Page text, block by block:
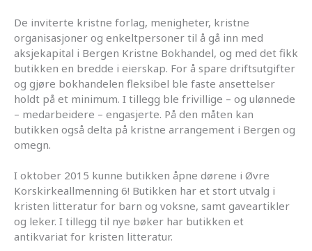
De inviterte kristne forlag, menigheter, kristne
organisasjoner og enkeltpersoner til å gå inn med
aksjekapital i Bergen Kristne Bokhandel, og med det fikk
butikken en bredde i eierskap. For å spare driftsutgifter
og gjøre bokhandelen fleksibel ble faste ansettelser
holdt på et minimum. I tillegg ble frivillige – og ulønnede
– medarbeidere – engasjerte. På den måten kan
butikken også delta på kristne arrangement i Bergen og
omegn.
I oktober 2015 kunne butikken åpne dørene i Øvre
Korskirkeallmenning 6! Butikken har et stort utvalg i
kristen litteratur for barn og voksne, samt gaveartikler
og leker. I tillegg til nye bøker har butikken et
antikvariat for kristen litteratur.